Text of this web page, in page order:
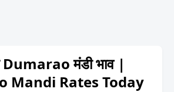
मंडी भाव |
Mandi Rates Today